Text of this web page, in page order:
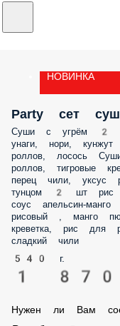
НОВИНКА
Party сет
Суши с угрём 2
унаги, нори,
роллов, лосось
роллов, тигровые
перец чили, уксус
тунцом 2 шт рис
соус апельсин-
рисовый , манго
креветка, рис для
сладкий чили
540 г.
1
Нужен ли Вам